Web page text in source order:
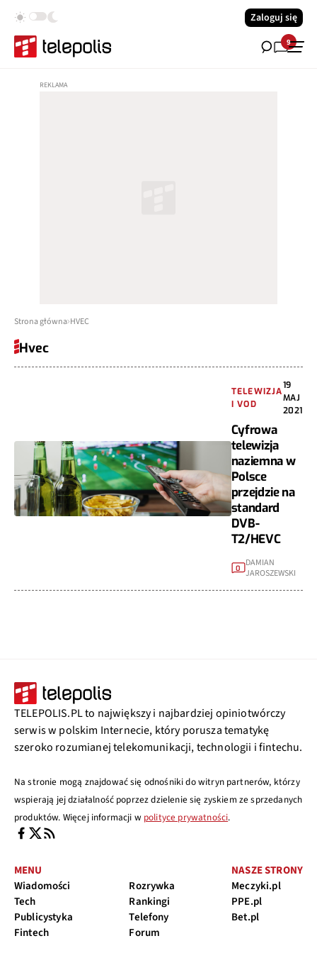
Zaloguj się
9
Strona główna HVEC
Hvec
TELEWIZJA
I VOD
19
MAJ
2021
Cyfrowa
telewizja
naziemna w
Polsce
przejdzie na
standard
DVB-
T2/HEVC
0 DAMIAN
JAROSZEWSKI
TELEPOLIS.PL to największy i najbardziej opiniotwórczy
serwis w polskim Internecie, który porusza tematykę
szeroko rozumianej telekomunikacji, technologii i fintechu.
Na stronie mogą znajdować się odnośniki do witryn partnerów, którzy
wspierają jej działalność poprzez dzielenie się zyskiem ze sprzedanych
produktów. Więcej informacji w polityce prywatności.
MENU
Wiadomości
Tech
Publicystyka
Fintech
Rozrywka
Rankingi
Telefony
Forum
NASZE STRONY
Meczyki.pl
PPE.pl
Bet.pl